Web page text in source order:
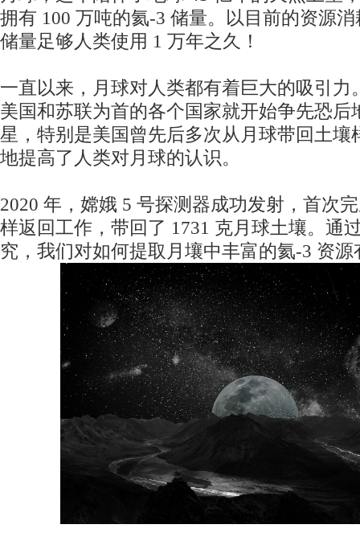
拥有 100 万吨的氦-3 储量。以目前的资源
储量足够人类使用 1 万年之久！
一直以来，月球对人类都有着巨大的吸引力
美国和苏联为首的各个国家就开始争先恐后
星，特别是美国曾先后多次从月球带回土壤
地提高了人类对月球的认识。
2020 年，嫦娥 5 号探测器成功发射，首次
样返回工作，带回了 1731 克月球土壤。通
究，我们对如何提取月壤中丰富的氦-3 资